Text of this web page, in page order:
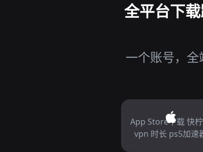
全平台下
一个账号，
App Store下载 快
vpn 时长 ps5加速